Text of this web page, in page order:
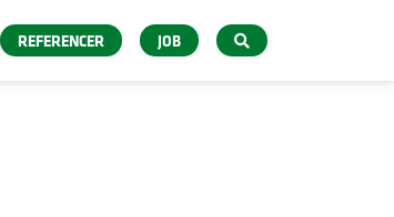
REFERENCER JOB